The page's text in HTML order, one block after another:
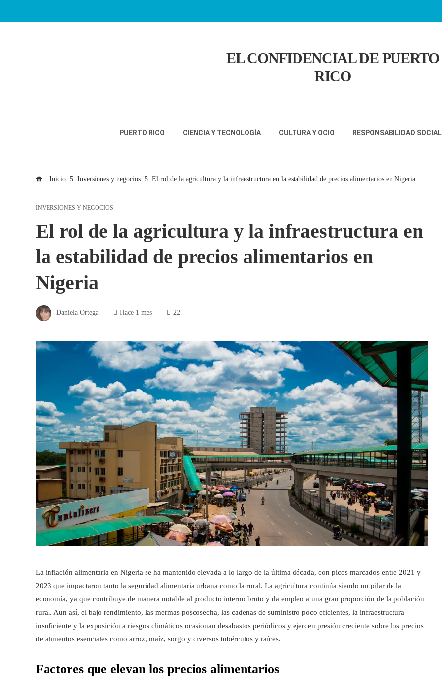
EL CONFIDENCIAL DE PUERTO
RICO
PUERTO RICO CIENCIA Y TECNOLOGÍA CULTURA Y OCIO RESPONSABILIDAD SOCIAL
Inicio Inversiones y negocios El rol de la agricultura y la infraestructura en la estabilidad de precios alimentarios en Nigeria
INVERSIONES Y NEGOCIOS
El rol de la agricultura y la infraestructura en
la estabilidad de precios alimentarios en
Nigeria
Daniela Ortega Hace 1 mes 22
La inflación alimentaria en Nigeria se ha mantenido elevada a lo largo de la última década, con picos marcados entre 2021 y
2023 que impactaron tanto la seguridad alimentaria urbana como la rural. La agricultura continúa siendo un pilar de la
economía, ya que contribuye de manera notable al producto interno bruto y da empleo a una gran proporción de la población
rural. Aun así, el bajo rendimiento, las mermas poscosecha, las cadenas de suministro poco eficientes, la infraestructura
insuficiente y la exposición a riesgos climáticos ocasionan desabastos periódicos y ejercen presión creciente sobre los precios
de alimentos esenciales como arroz, maíz, sorgo y diversos tubérculos y raíces.
Factores que elevan los precios alimentarios